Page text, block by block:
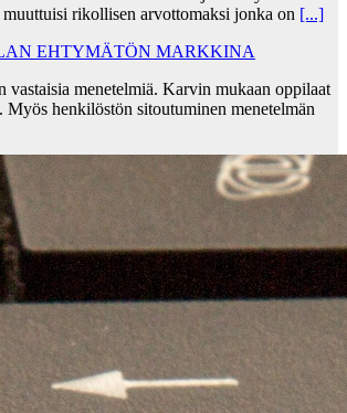
rikollisen arvottomaksi jonka on [...]
EHTYMÄTÖN MARKKINA
menetelmiä. Karvin mukaan oppilaat
Myös henkilöstön sitoutuminen menetelmän